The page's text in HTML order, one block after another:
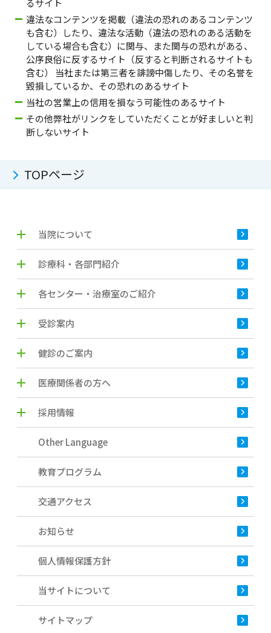
るサイト
違法なコンテンツを掲載（違法の恐れのあるコンテンツ
も含む）したり、違法な活動（違法の恐れのある活動を
している場合も含む）に関与、また関与の恐れがある、
公序良俗に反するサイト（反すると判断されるサイトも
含む） 当社または第三者を誹謗中傷したり、その名誉を
毀損しているか、その恐れのあるサイト
当社の営業上の信用を損なう可能性のあるサイト
その他弊社がリンクをしていただくことが好ましいと判
断しないサイト
TOPページ
当院について
診療科・各部門紹介
各センター・治療室のご紹介
受診案内
健診のご案内
医療関係者の方へ
採用情報
Other Language
教育プログラム
交通アクセス
お知らせ
個人情報保護方針
当サイトについて
サイトマップ